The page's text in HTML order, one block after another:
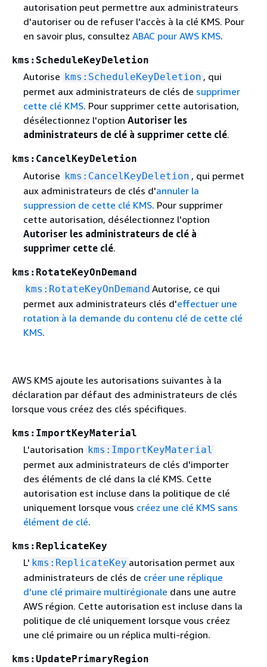
autorisation peut permettre aux administrateurs
d'autoriser ou de refuser l'accès à la clé KMS. Pour
en savoir plus, consultez ABAC pour AWS KMS.
kms:ScheduleKeyDeletion
Autorise kms:ScheduleKeyDeletion , qui
permet aux administrateurs de clés de supprimer
cette clé KMS. Pour supprimer cette autorisation,
désélectionnez l'option Autoriser les
administrateurs de clé à supprimer cette clé.
kms:CancelKeyDeletion
Autorise kms:CancelKeyDeletion , qui permet
aux administrateurs de clés d'annuler la
suppression de cette clé KMS. Pour supprimer
cette autorisation, désélectionnez l'option
Autoriser les administrateurs de clé à
supprimer cette clé.
kms:RotateKeyOnDemand
kms:RotateKeyOnDemand Autorise, ce qui
permet aux administrateurs clés d'effectuer une
rotation à la demande du contenu clé de cette clé
KMS.
AWS KMS ajoute les autorisations suivantes à la
déclaration par défaut des administrateurs de clés
lorsque vous créez des clés spécifiques.
kms:ImportKeyMaterial
L'autorisation kms:ImportKeyMaterial
permet aux administrateurs de clés d'importer
des éléments de clé dans la clé KMS. Cette
autorisation est incluse dans la politique de clé
uniquement lorsque vous créez une clé KMS sans
élément de clé.
kms:ReplicateKey
L' kms:ReplicateKey autorisation permet aux
administrateurs de clés de créer une réplique
d'une clé primaire multirégionale dans une autre
AWS région. Cette autorisation est incluse dans la
politique de clé uniquement lorsque vous créez
une clé primaire ou un réplica multi-région.
kms:UpdatePrimaryRegion